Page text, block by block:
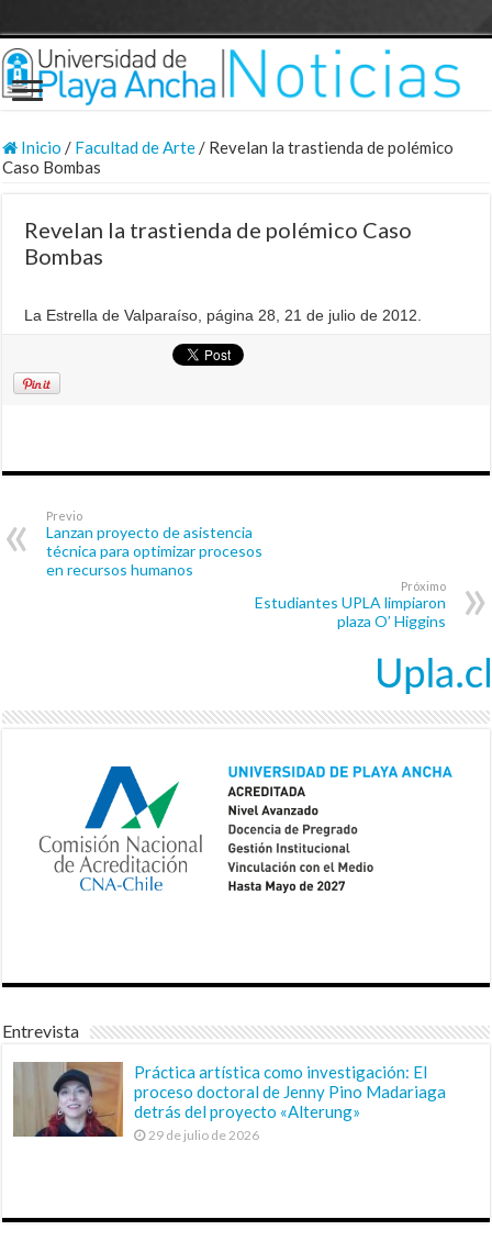
Inicio / Facultad de Arte/ Revelan la trastienda de polémico
Caso Bombas
Revelan la trastienda de polémico Caso
Bombas
La Estrella de Valparaíso, página 28, 21 de julio de 2012.
Previo
Lanzan proyecto de asistencia
técnica para optimizar procesos
en recursos humanos
Próximo
Estudiantes UPLA limpiaron
plaza O’ Higgins
Entrevista
Práctica artística como investigación: El
proceso doctoral de Jenny Pino Madariaga
detrás del proyecto «Alterung»
29 de julio de 2026